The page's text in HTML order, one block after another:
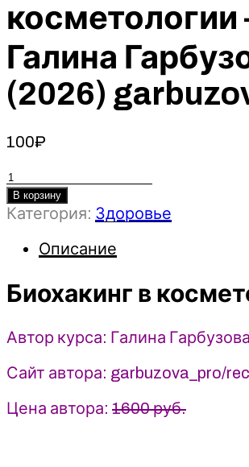
Галина
(2026)
100₽
Количество
товара
Биохакинг
косметологии
Галина
(2026)
garbuzova.pro
В корзину
Категория: Здоровье
Описание
Биохакинг в
Автор курса: Галина Гарбузова
Сайт автора: garbuzova_pro/rec
Цена автора: 1600 руб.